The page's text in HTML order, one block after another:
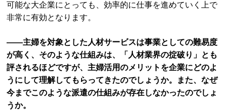
可能な大企業にとっても、効率的に仕事を進めていく上で
非常に有効となります。
――主婦を対象とした人材サービスは事業としての難易度
が高く、そのような仕組みは、「人材業界の掟破り」とも
評されるほどですが、主婦活用のメリットを企業にどのよ
うにして理解してもらってきたのでしょうか。また、なぜ
今までこのような派遣の仕組みが存在しなかったのでしょ
うか。